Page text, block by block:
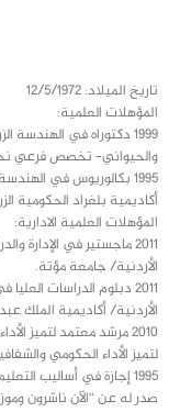
تاريخ الميلاد: 12/5/1972
المؤهلات العلمية:
1999 دكتوراه في
والحيواني– تخصص فرعي نحل
1995 بكالوريوس في
أكاديمية بلغراد الحكومية
المؤهلات العلمية الادارية:
2011 ماجستير في الإدارة
الأردنية/ جامعة مؤتة.
2011 دبلوم الدراسات
الأردنية/ أكاديمية الملك
2010 مرشد معتمد لتميز
لتميز الأداء الحكومي
1995 إجازة في أساليب التعليم. “تخصص تعليم اللغة الروسية لغير الناطقين بها”.
صدر له عن “الآن ناشرون